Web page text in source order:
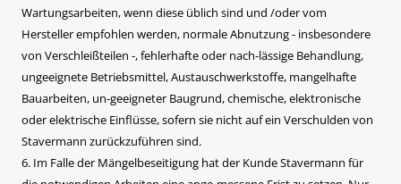
Wartungsarbeiten, wenn diese üblich sind und /oder vom
Hersteller empfohlen werden, normale Abnutzung - insbesondere
von Verschleißteilen -, fehlerhafte oder nach-lässige Behandlung,
ungeeignete Betriebsmittel, Austauschwerkstoffe, mangelhafte
Bauarbeiten, un-geeigneter Baugrund, chemische, elektronische
oder elektrische Einflüsse, sofern sie nicht auf ein Verschulden von
Stavermann zurückzuführen sind.
6. Im Falle der Mängelbeseitigung hat der Kunde Stavermann für